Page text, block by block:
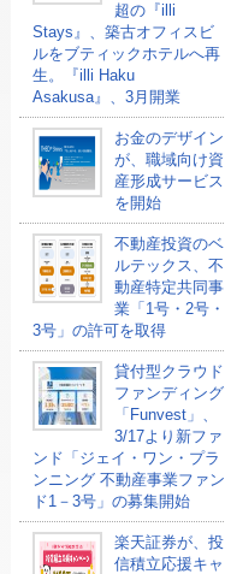
超の『illi
Stays』、築古オフィスビ
ルをブティックホテルへ再
生。『illi Haku
Asakusa』、3月開業
お金のデザイン
が、職域向け資
産形成サービス
を開始
不動産投資のベ
ルテックス、不
動産特定共同事
業「1号・2号・
3号」の許可を取得
貸付型クラウド
ファンディング
「Funvest」、
3/17より新ファ
ンド「ジェイ・ワン・プラ
ンニング 不動産事業ファン
ド1－3号」の募集開始
楽天証券が、投
信積立応援キャ